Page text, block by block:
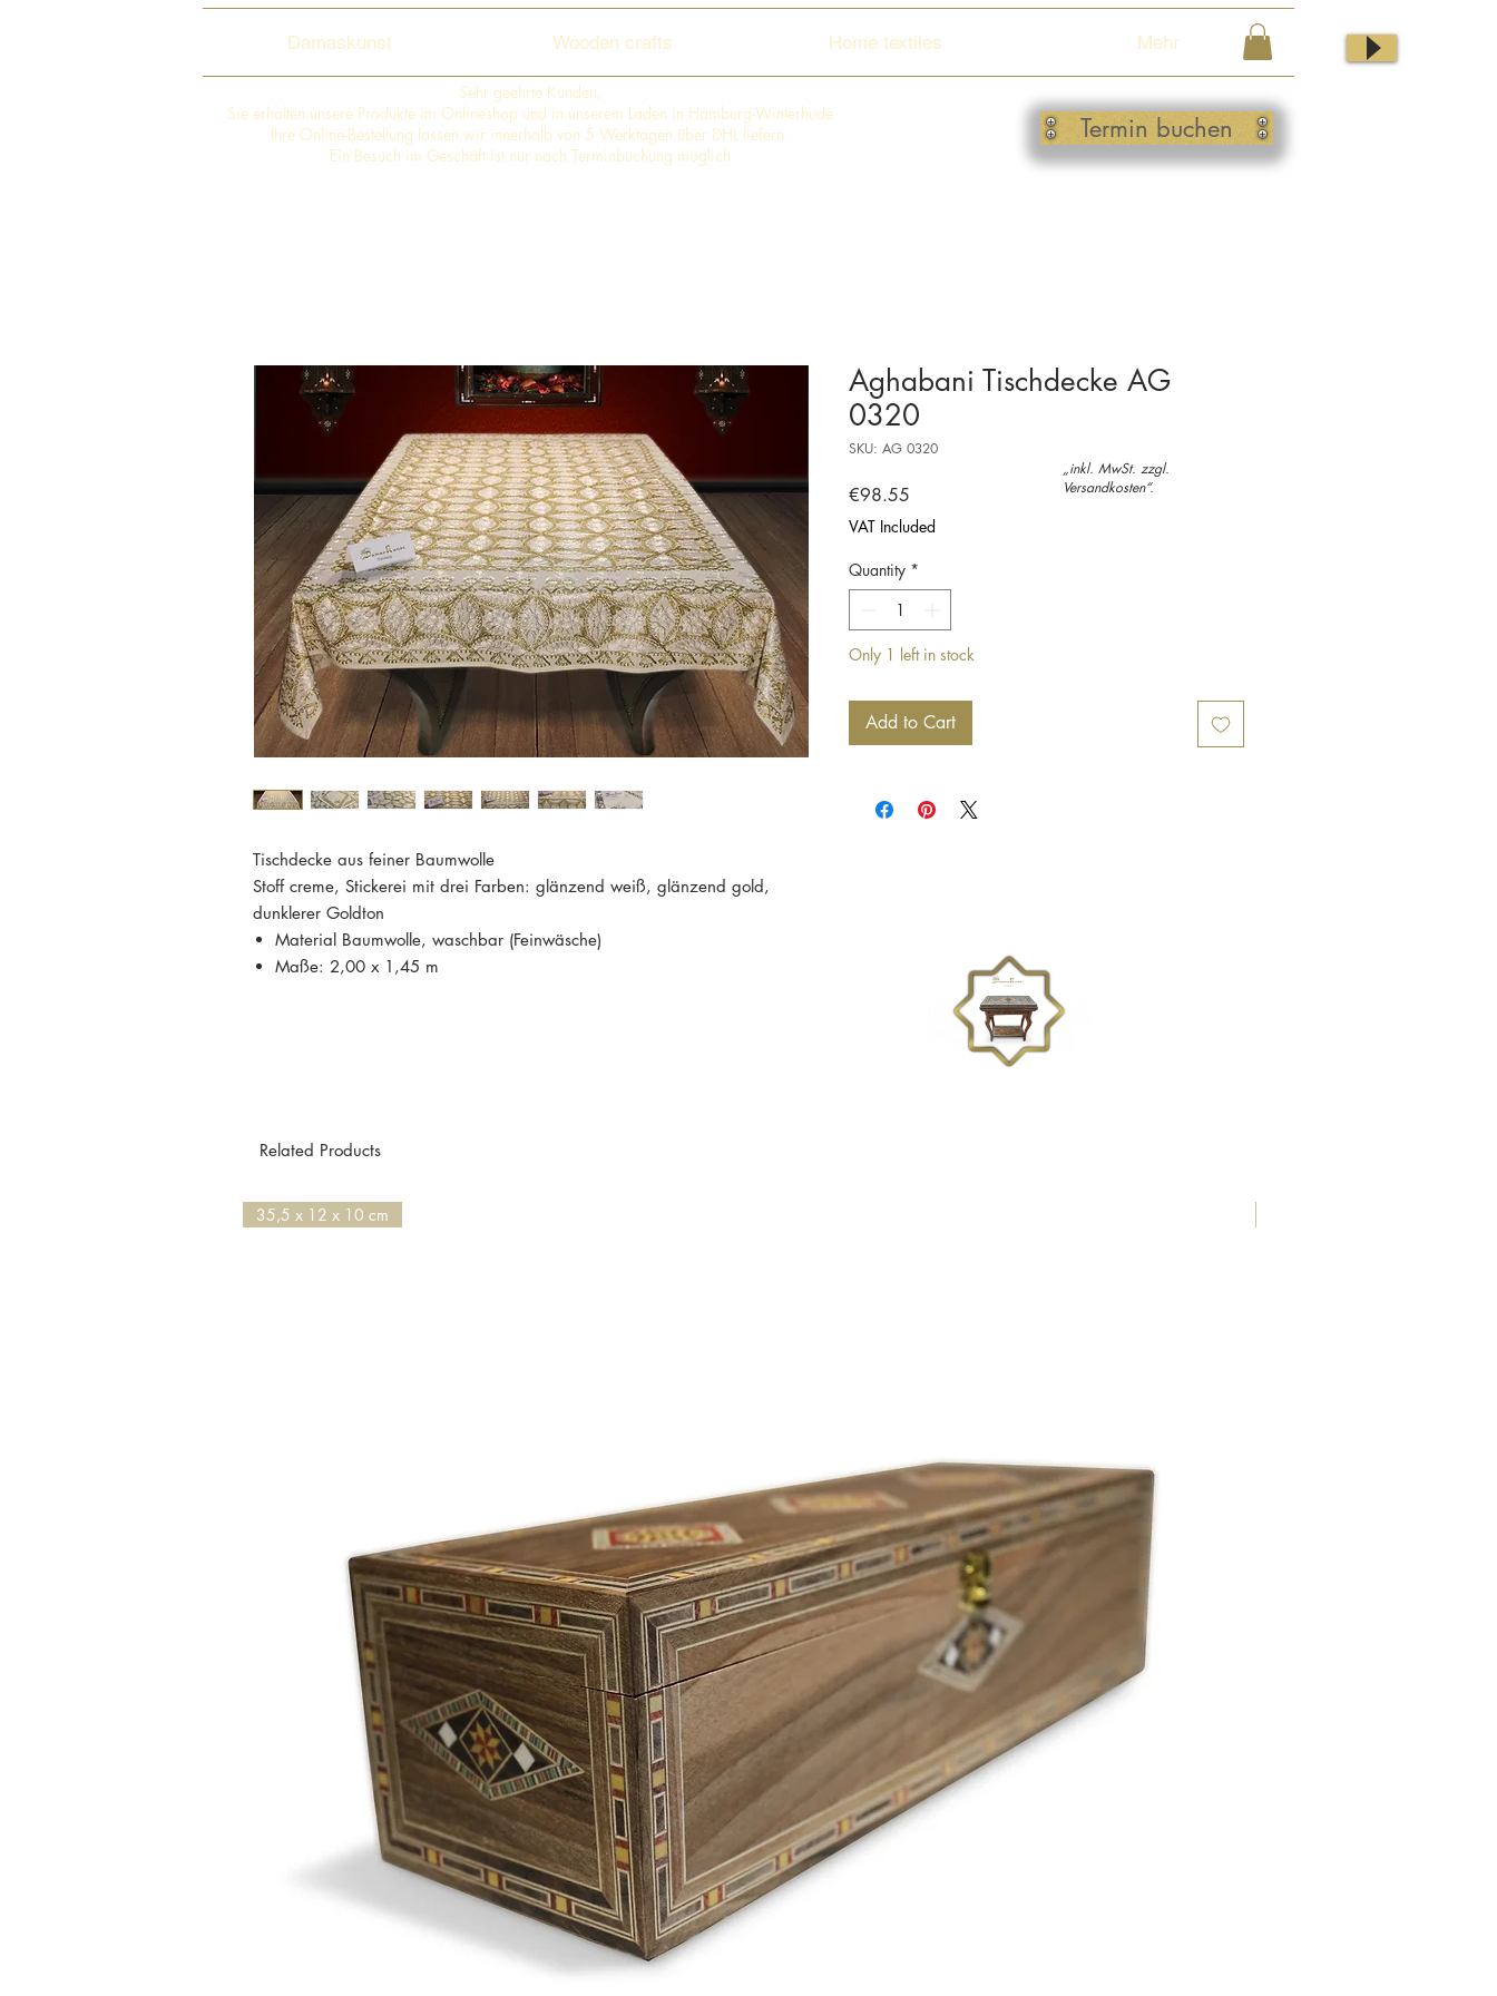
Damaskunst Wooden crafts Home textiles Mehr
Sehr geehrte Kunden,
Sie erhalten unsere Produkte im Onlineshop und in unserem Laden in Hamburg-Winterhude
Ihre Online-Bestellung lassen wir innerhalb von 5 Werktagen über DHL liefern.
Ein Besuch im Geschäft ist nur nach Terminbuchung möglich
Termin buchen
Tischdecke aus feiner Baumwolle
Stoff creme, Stickerei mit drei Farben: glänzend weiß, glänzend gold,
dunklerer Goldton
Material Baumwolle, waschbar (Feinwäsche)
Maße: 2,00 x 1,45 m
Aghabani Tischdecke AG
0320
SKU: AG 0320
€98.55
VAT Included
Quantity *
Only 1 left in stock
Add to Cart
„inkl. MwSt. zzgl.
Versandkosten“.
Related Products
35,5 x 12 x 10 cm